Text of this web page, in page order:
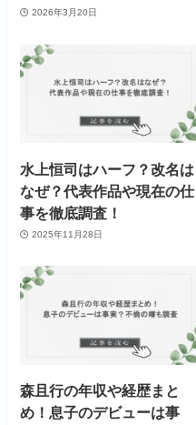
2026年3月20日
水上恒司はハーフ？改名は
なぜ？代表作品や現在の仕
事を徹底調査！
2025年11月28日
森且行の年収や経歴まと
め！息子のデビューは事